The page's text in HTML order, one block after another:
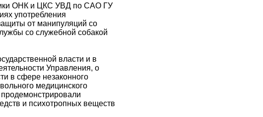
ОНК и ЦКС УВД по САО ГУ
употребления
от манипуляций со
со служебной собакой
власти и в
Управления, о
в сфере незаконного
медицинского
и психотропных веществ